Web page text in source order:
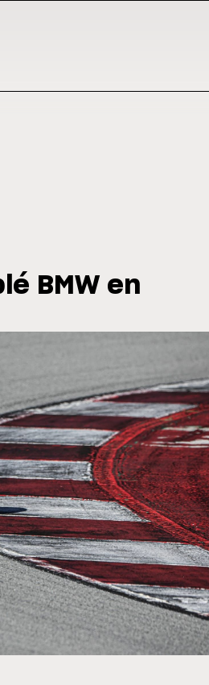
du GP de
Zarco évite
septembre
BMW en